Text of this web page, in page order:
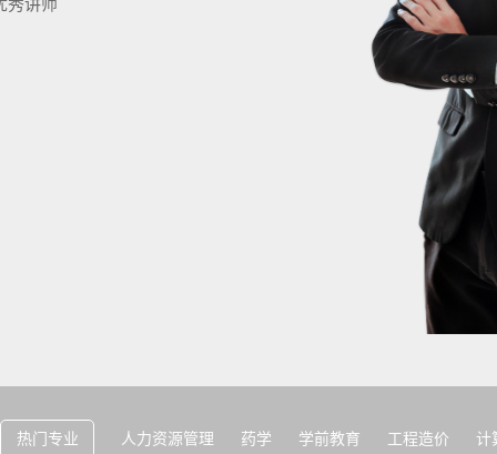
热门专业 人力资源管理 药学 学前教育 工程造价 计